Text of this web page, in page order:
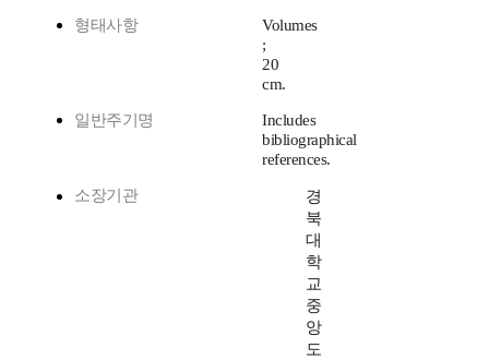
형태사항
Volumes
;
20
cm.
일반주기명
Includes
bibliographical
references.
소장기관
경
북
대
학
교
중
앙
도